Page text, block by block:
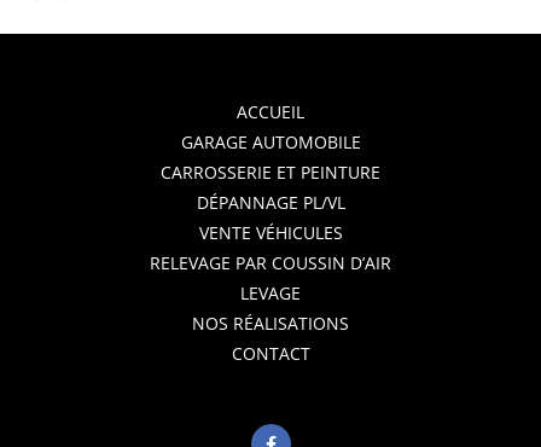
ACCUEIL
GARAGE AUTOMOBILE
CARROSSERIE ET PEINTURE
DÉPANNAGE PL/VL
VENTE VÉHICULES
RELEVAGE PAR COUSSIN D’AIR
LEVAGE
NOS RÉALISATIONS
CONTACT